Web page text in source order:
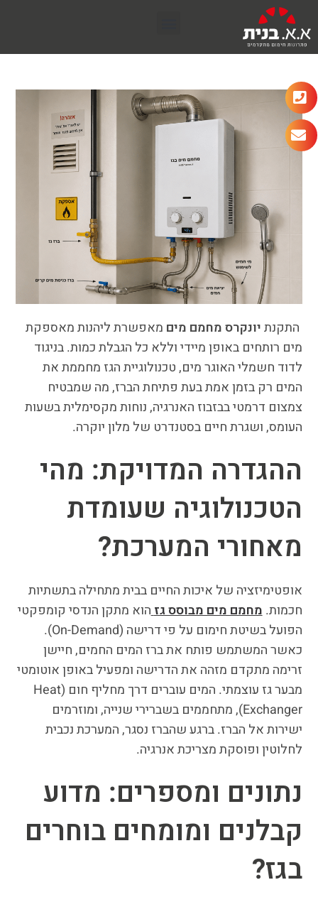
התקנתיונקרס מחמם מים מאפשרת ליהנות מאספקת
מים רותחים באופן מיידי וללא כל הגבלת כמות. בניגוד
לדוד חשמלי האוגר מים, טכנולוגיית הגז מחממת את
המים רק בזמן אמת בעת פתיחת הברז, מה שמבטיח
צמצום דרמטי בבזבוז האנרגיה, נוחות מקסימלית בשעות
העומס, ושגרת חיים בסטנדרט של מלון יוקרה.
ההגדרה המדויקת: מהי
הטכנולוגיה שעומדת
מאחורי המערכת?
אופטימיזציה של איכות החיים בבית מתחילה בתשתיות
חכמות.מחמם מים מבוסס גזהוא מתקן הנדסי קומפקטי
הפועל בשיטת חימום על פי דרישה (On-Demand).
כאשר המשתמש פותח את ברז המים החמים, חיישן
זרימה מתקדם מזהה את הדרישה ומפעיל באופן אוטומטי
מבער גז עוצמתי. המים עוברים דרך מחליף חום (Heat
Exchanger), מתחממים בשברירי שנייה, ומוזרמים
ישירות אל הברז. ברגע שהברז נסגר, המערכת נכבית
לחלוטין ופוסקת מצריכת אנרגיה.
נתונים ומספרים: מדוע
קבלנים ומומחים בוחרים
בגז?